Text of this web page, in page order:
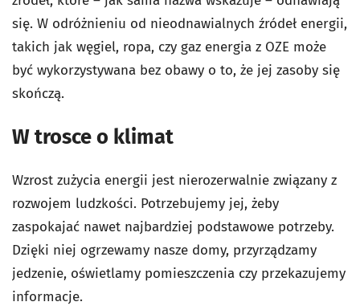
się. W odróżnieniu od nieodnawialnych źródeł energii,
takich jak węgiel, ropa, czy gaz energia z OZE może
być wykorzystywana bez obawy o to, że jej zasoby się
skończą.
W trosce o klimat
Wzrost zużycia energii jest nierozerwalnie związany z
rozwojem ludzkości. Potrzebujemy jej, żeby
zaspokajać nawet najbardziej podstawowe potrzeby.
Dzięki niej ogrzewamy nasze domy, przyrządzamy
jedzenie, oświetlamy pomieszczenia czy przekazujemy
informacje.